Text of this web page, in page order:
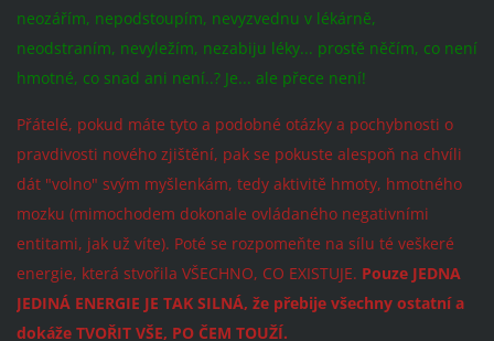
neozářím, nepodstoupím, nevyzvednu v lékárně,
neodstraním, nevyležím, nezabiju léky... prostě něčím, co není
hmotné, co snad ani není..? Je... ale přece není!
Přátelé, pokud máte tyto a podobné otázky a pochybnosti o
pravdivosti nového zjištění, pak se pokuste alespoň na chvíli
dát "volno" svým myšlenkám, tedy aktivitě hmoty, hmotného
mozku (mimochodem dokonale ovládaného negativními
entitami, jak už víte). Poté se rozpomeňte na sílu té veškeré
energie, která stvořila VŠECHNO, CO EXISTUJE. Pouze JEDNA
JEDINÁ ENERGIE JE TAK SILNÁ, že přebije všechny ostatní a
dokáže TVOŘIT VŠE, PO ČEM TOUŽÍ.